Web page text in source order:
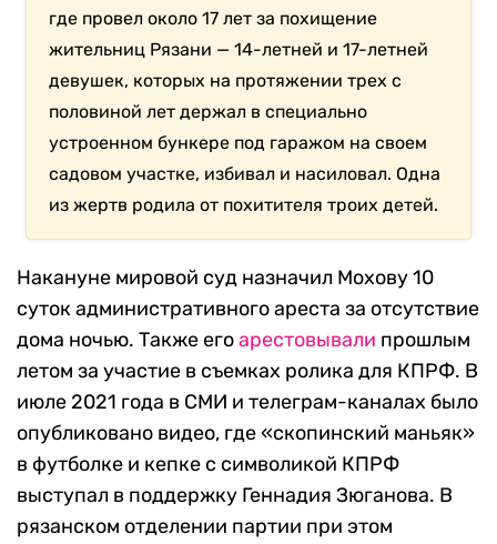
где провел около 17 лет за похищение
жительниц Рязани — 14-летней и 17-летней
девушек, которых на протяжении трех с
половиной лет держал в специально
устроенном бункере под гаражом на своем
садовом участке, избивал и насиловал. Одна
из жертв родила от похитителя троих детей.
Накануне мировой суд назначил Мохову 10
суток административного ареста за отсутствие
дома ночью. Также егоарестовывали прошлым
летом за участие в съемках ролика для КПРФ. В
июле 2021 года в СМИ и телеграм-каналах было
опубликовано видео, где «скопинский маньяк»
в футболке и кепке с символикой КПРФ
выступал в поддержку Геннадия Зюганова. В
рязанском отделении партии при этом